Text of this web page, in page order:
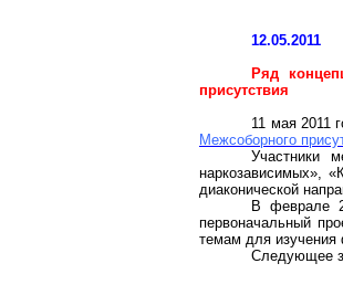
12.05.2011
Ряд
присутствия
11 мая 2011
Межсоборного
Участники
наркозависимых»,
диаконической
В феврале
первоначальный
темам для изучения
Следующее